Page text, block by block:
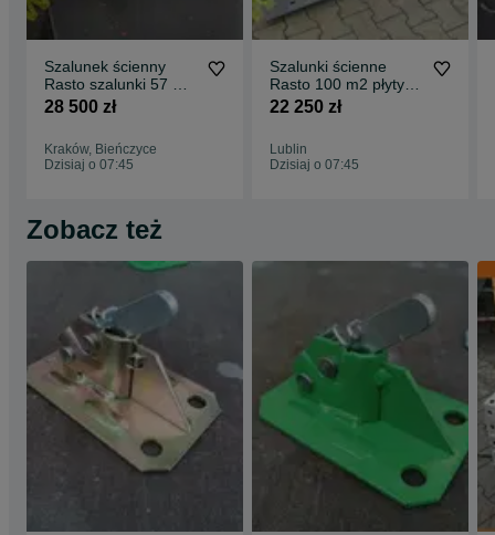
Szalunek ścienny
Rasto szalunki 57 m2
Wrocław Wałbrzych
28 500 zł
Kraków, Bieńczyce
Dzisiaj o 07:45
Szalunki ścienne
Rasto 100 m2 płyty
300x240 szalunki 300
22 250 zł
Lublin
Dzisiaj o 07:45
Zobacz też